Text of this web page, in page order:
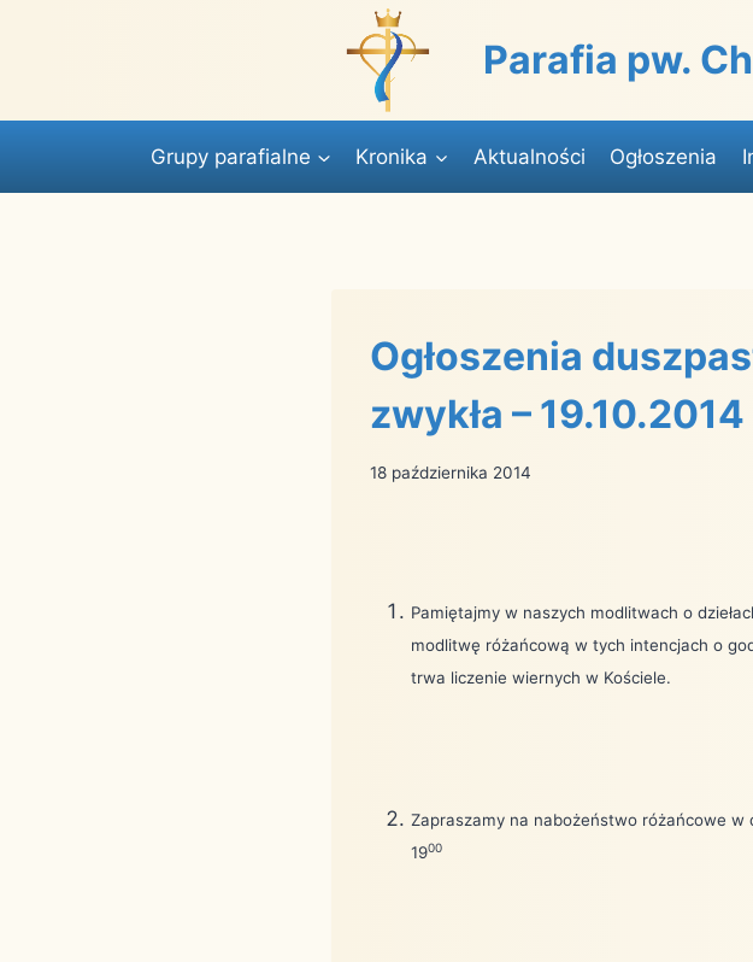
Parafia pw.
Grupy parafialne Kronika Aktualności Ogłoszenia
Ogłoszenia
zwykła – 19.10.2014
18 października 2014
Pamiętajmy w naszych modlitwach o
modlitwę różańcową w tych intencjach o
trwa liczenie wiernych w Kościele.
Zapraszamy na nabożeństwo różańcowe w
1900